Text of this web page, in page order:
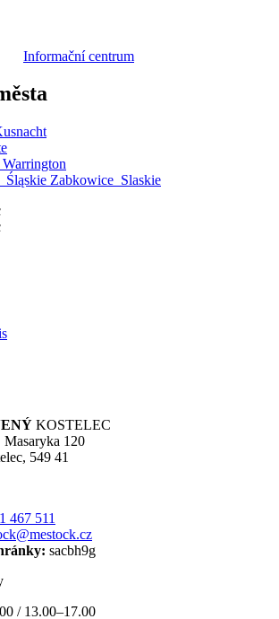
Informační centrum
Warrington
Zabkowice_Slaskie
KOSTELEC
Masaryka 120
549 41
467 511
sacbh9g
/ 13.00–17.00